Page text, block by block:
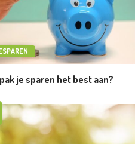
je sparen het best aan?